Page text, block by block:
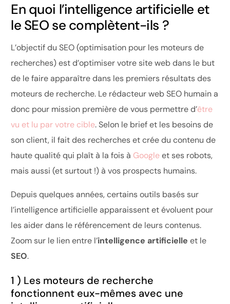
En quoi l’intelligence artificielle et
le SEO se complètent-ils ?
L’objectif du SEO (optimisation pour les moteurs de
recherches) est d’optimiser votre site web dans le but
de le faire apparaître dans les premiers résultats des
moteurs de recherche. Le rédacteur web SEO humain a
donc pour mission première de vous permettre d’être
vu et lu par votre cible. Selon le brief et les besoins de
son client, il fait des recherches et crée du contenu de
haute qualité qui plaît à la fois à Googleet ses robots,
mais aussi (et surtout !) à vos prospects humains.
Depuis quelques années, certains outils basés sur
l’intelligence artificielle apparaissent et évoluent pour
les aider dans le référencement de leurs contenus.
Zoom sur le lien entre l’intelligence artificielle et le
SEO.
1 ) Les moteurs de recherche
fonctionnent eux-mêmes avec une